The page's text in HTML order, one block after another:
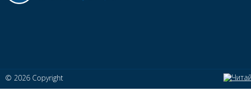
© 2026 Copyright